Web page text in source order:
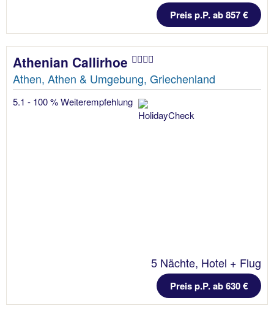
Preis p.P. ab 857 €
Athenian Callirhoe
Athen, Athen & Umgebung, Griechenland
5.1 - 100 % Weiterempfehlung
5 Nächte, Hotel + Flug
Preis p.P. ab 630 €